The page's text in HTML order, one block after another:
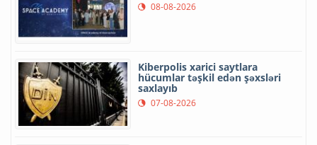
08-08-2026
Kiberpolis xarici saytlara
hücumlar təşkil edən şəxsləri
saxlayıb
07-08-2026